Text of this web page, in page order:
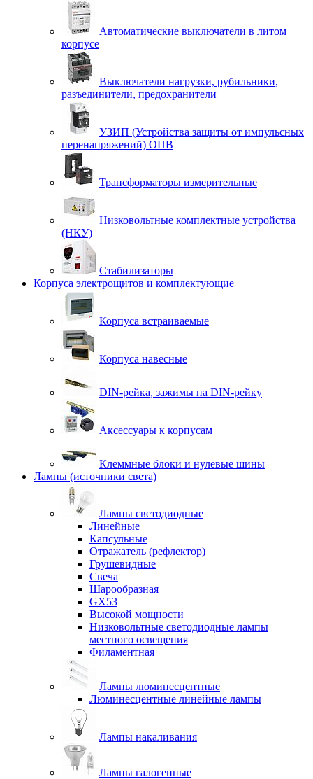
Автоматические выключатели в литом
корпусе
Выключатели нагрузки, рубильники,
разъединители, предохранители
УЗИП (Устройства защиты от импульсных
перенапряжений) ОПВ
Трансформаторы измерительные
Низковольтные комплектные устройства
(НКУ)
Стабилизаторы
Корпуса электрощитов и комплектующие
Корпуса встраиваемые
Корпуса навесные
DIN-рейка, зажимы на DIN-рейку
Аксессуары к корпусам
Клеммные блоки и нулевые шины
Лампы (источники света)
Лампы светодиодные
Линейные
Капсульные
Отражатель (рефлектор)
Грушевидные
Свеча
Шарообразная
GX53
Высокой мощности
Низковольтные светодиодные лампы
местного освещения
Филаментная
Лампы люминесцентные
Люминесцентные линейные лампы
Лампы накаливания
Лампы галогенные